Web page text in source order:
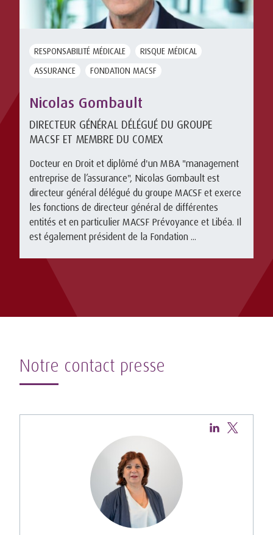
RESPONSABILITÉ MÉDICALE
RISQUE MÉDICAL
ASSURANCE
FONDATION MACSF
Nicolas Gombault
DIRECTEUR GÉNÉRAL DÉLÉGUÉ DU GROUPE
MACSF ET MEMBRE DU COMEX
Docteur en Droit et diplômé d'un MBA "management
entreprise de l’assurance", Nicolas Gombault est
directeur général délégué du groupe MACSF et exerce
les fonctions de directeur général de différentes
entités et en particulier MACSF Prévoyance et Libéa. Il
est également président de la Fondation ...
Notre contact presse